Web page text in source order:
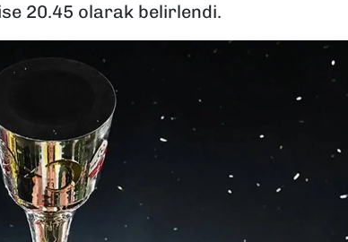
20.45 olarak belirlendi.